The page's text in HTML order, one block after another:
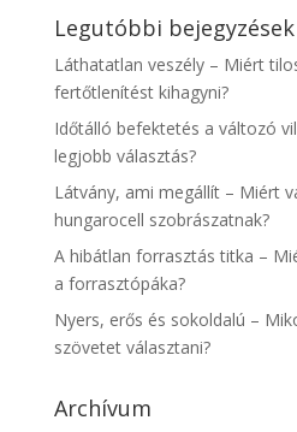
Legutóbbi bejegyzések
Láthatatlan veszély – Miért
fertőtlenítést kihagyni?
Időtálló befektetés a változó
legjobb választás?
Látvány, ami megállít – Miért
hungarocell szobrászatnak?
A hibátlan forrasztás titka –
a forrasztópáka?
Nyers, erős és sokoldalú –
szövetet választani?
Archívum